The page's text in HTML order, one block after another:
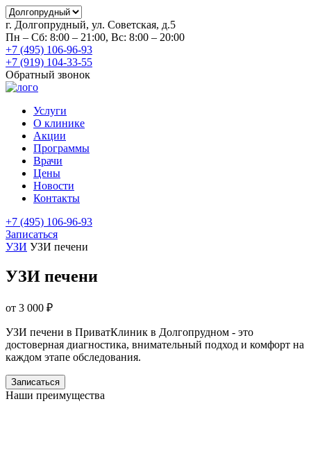
г. Долгопрудный, ул. Советская, д.5
Пн – Сб: 8:00 – 21:00, Вс: 8:00 – 20:00
+7 (495) 106-96-93
+7 (919) 104-33-55
Обратный звонок
Услуги
О клинике
Акции
Программы
Врачи
Цены
Новости
Контакты
+7 (495) 106-96-93
Записаться
УЗИ УЗИ печени
УЗИ печени
от 3 000 ₽
УЗИ печени в ПриватКлиник в Долгопрудном - это
достоверная диагностика, внимательный подход и комфорт на
каждом этапе обследования.
Записаться
Наши преимущества